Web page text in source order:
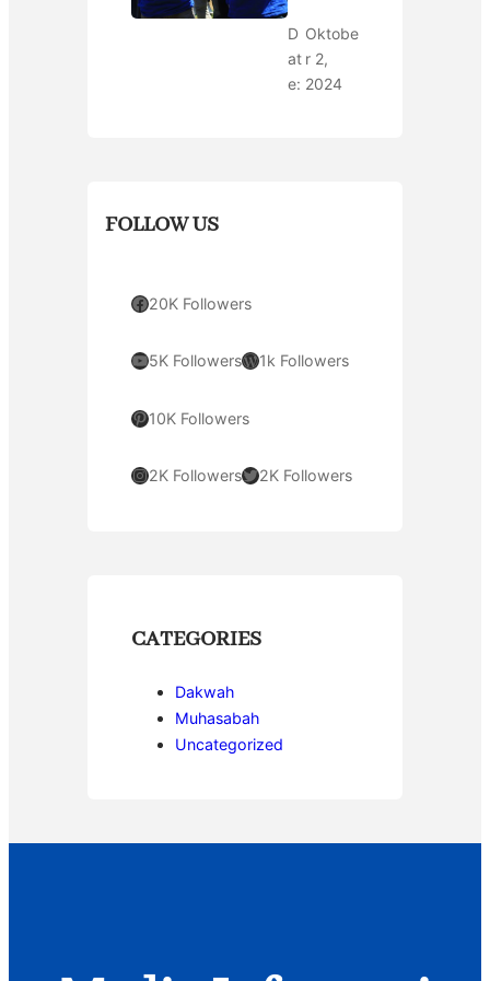
D
at
e:
Oktobe
r 2,
2024
FOLLOW US
Facebook 20K Followers
YouTube 5K FollowersWordPress 1k Followers
Pinterest 10K Followers
Instagram 2K FollowersTwitter 2K Followers
CATEGORIES
Dakwah
Muhasabah
Uncategorized